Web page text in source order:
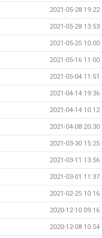
2021-05-28 19:22
2021-05-28 13:53
2021-05-25 10:00
2021-05-16 11:00
2021-05-04 11:51
2021-04-14 19:36
2021-04-14 10:12
2021-04-08 20:30
2021-03-30 15:25
2021-03-11 13:56
2021-03-01 11:37
2021-02-25 10:16
2020-12-10 09:16
2020-12-08 10:54